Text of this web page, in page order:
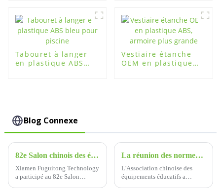
Tabouret à langer
en plastique ABS
Vestiaire étanche
OEM en plastique
Blog Connexe
82e Salon chinois des équipements éducatifs – Stand Fuguitong n° S12001
Xiamen Fuguitong Technology
a participé au 82e Salon
La réunion des normes pour les casiers des élèves dans les écoles primaires et secondaires
L'Association chinoise des
équipements éducatifs a